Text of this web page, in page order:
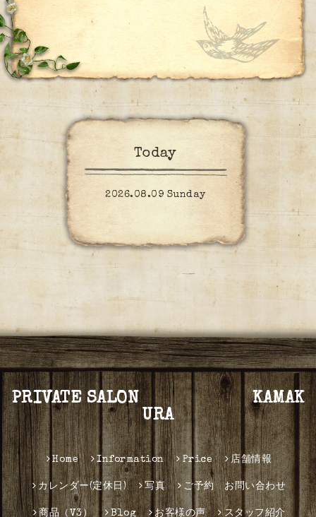
Today
2026.08.09 Sunday
PRIVATE SALON KAMAK
URA
Home Information Price 店舗情報
カレンダー(定休日) 写真 ご予約 お問い合わせ
商品（V3） Blog お客様の声 スタッフ紹介